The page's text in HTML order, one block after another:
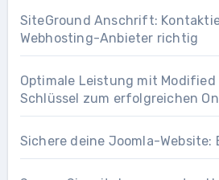
SiteGround Anschrift:
Webhosting-Anbieter richtig
Optimale Leistung mit Modified
Schlüssel zum erfolgreichen
Sichere deine Joomla-Website: